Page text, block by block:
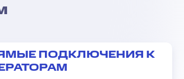
ПОДКЛЮЧЕНИЯ К